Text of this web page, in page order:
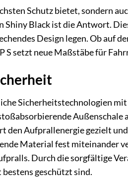
Schutz bietet, sondern
Shiny Black ist die Antwort.
Design legen. Ob auf
S setzt neue Maßstäbe für
Sicherheitstechnologien
den Aufprallenergie gezielt
Material fest miteinander
Durch die sorgfältige
bestens geschützt sind.